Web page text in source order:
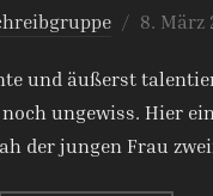
8. März
und äußerst
ungewiss. Hier
der jungen Frau